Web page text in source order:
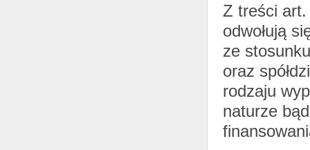
Z treści
odwołują
ze
oraz
rodzaju
naturze